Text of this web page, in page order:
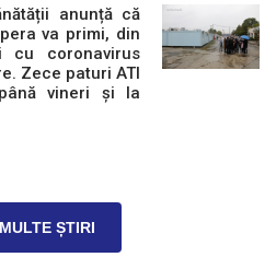
anunță că
va primi, din
cu coronavirus
Zece paturi ATI
vineri și la
ȘTIRI